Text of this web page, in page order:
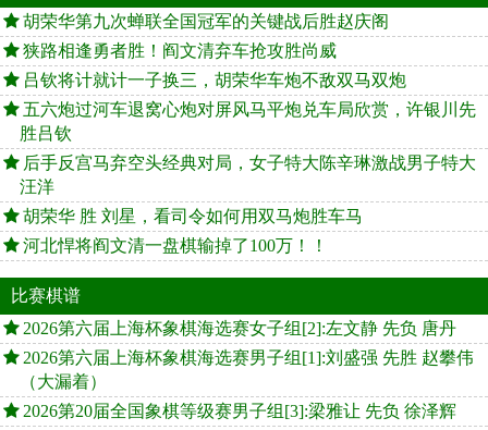
胡荣华第九次蝉联全国冠军的关键战后胜赵庆阁
狭路相逢勇者胜！阎文清弃车抢攻胜尚威
吕钦将计就计一子换三，胡荣华车炮不敌双马双炮
五六炮过河车退窝心炮对屏风马平炮兑车局欣赏，许银川先
胜吕钦
后手反宫马弃空头经典对局，女子特大陈辛琳激战男子特大
汪洋
胡荣华 胜 刘星，看司令如何用双马炮胜车马
河北悍将阎文清一盘棋输掉了100万！！
比赛棋谱
2026第六届上海杯象棋海选赛女子组[2]:左文静 先负 唐丹
2026第六届上海杯象棋海选赛男子组[1]:刘盛强 先胜 赵攀伟
（大漏着）
2026第20届全国象棋等级赛男子组[3]:梁雅让 先负 徐泽辉